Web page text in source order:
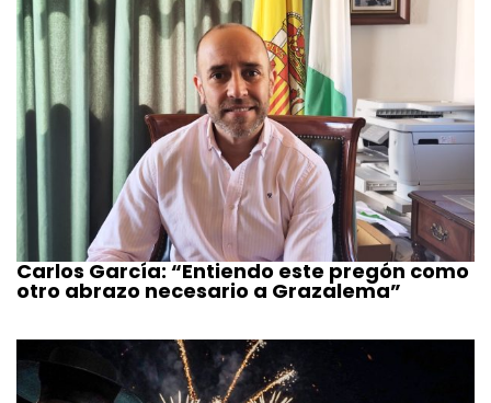
Carlos García: “Entiendo este pregón como
otro abrazo necesario a Grazalema”